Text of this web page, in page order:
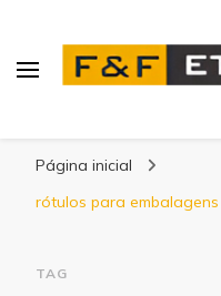
Página inicial
rótulos para
TAG